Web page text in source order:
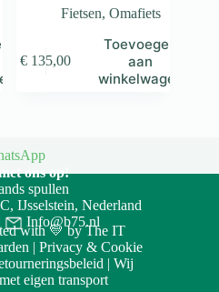
Fietsen,Omafiets
€ 135,00
Toevoegen
aan
winkelwagen
ons op!
spullen
IJsselstein, Nederland
Info@b75.nl
with 💛 byThe IT
| Privacy & Cookie
| Wij
eigen transport